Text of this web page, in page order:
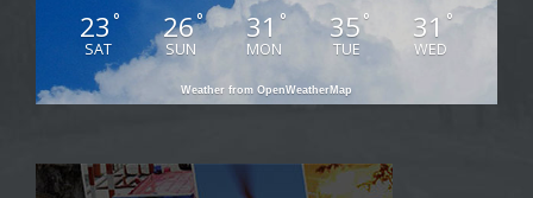
23 °
SAT
26°
SUN
31°
MON
35 °
TUE
31 °
WED
Weather from OpenWeatherMap